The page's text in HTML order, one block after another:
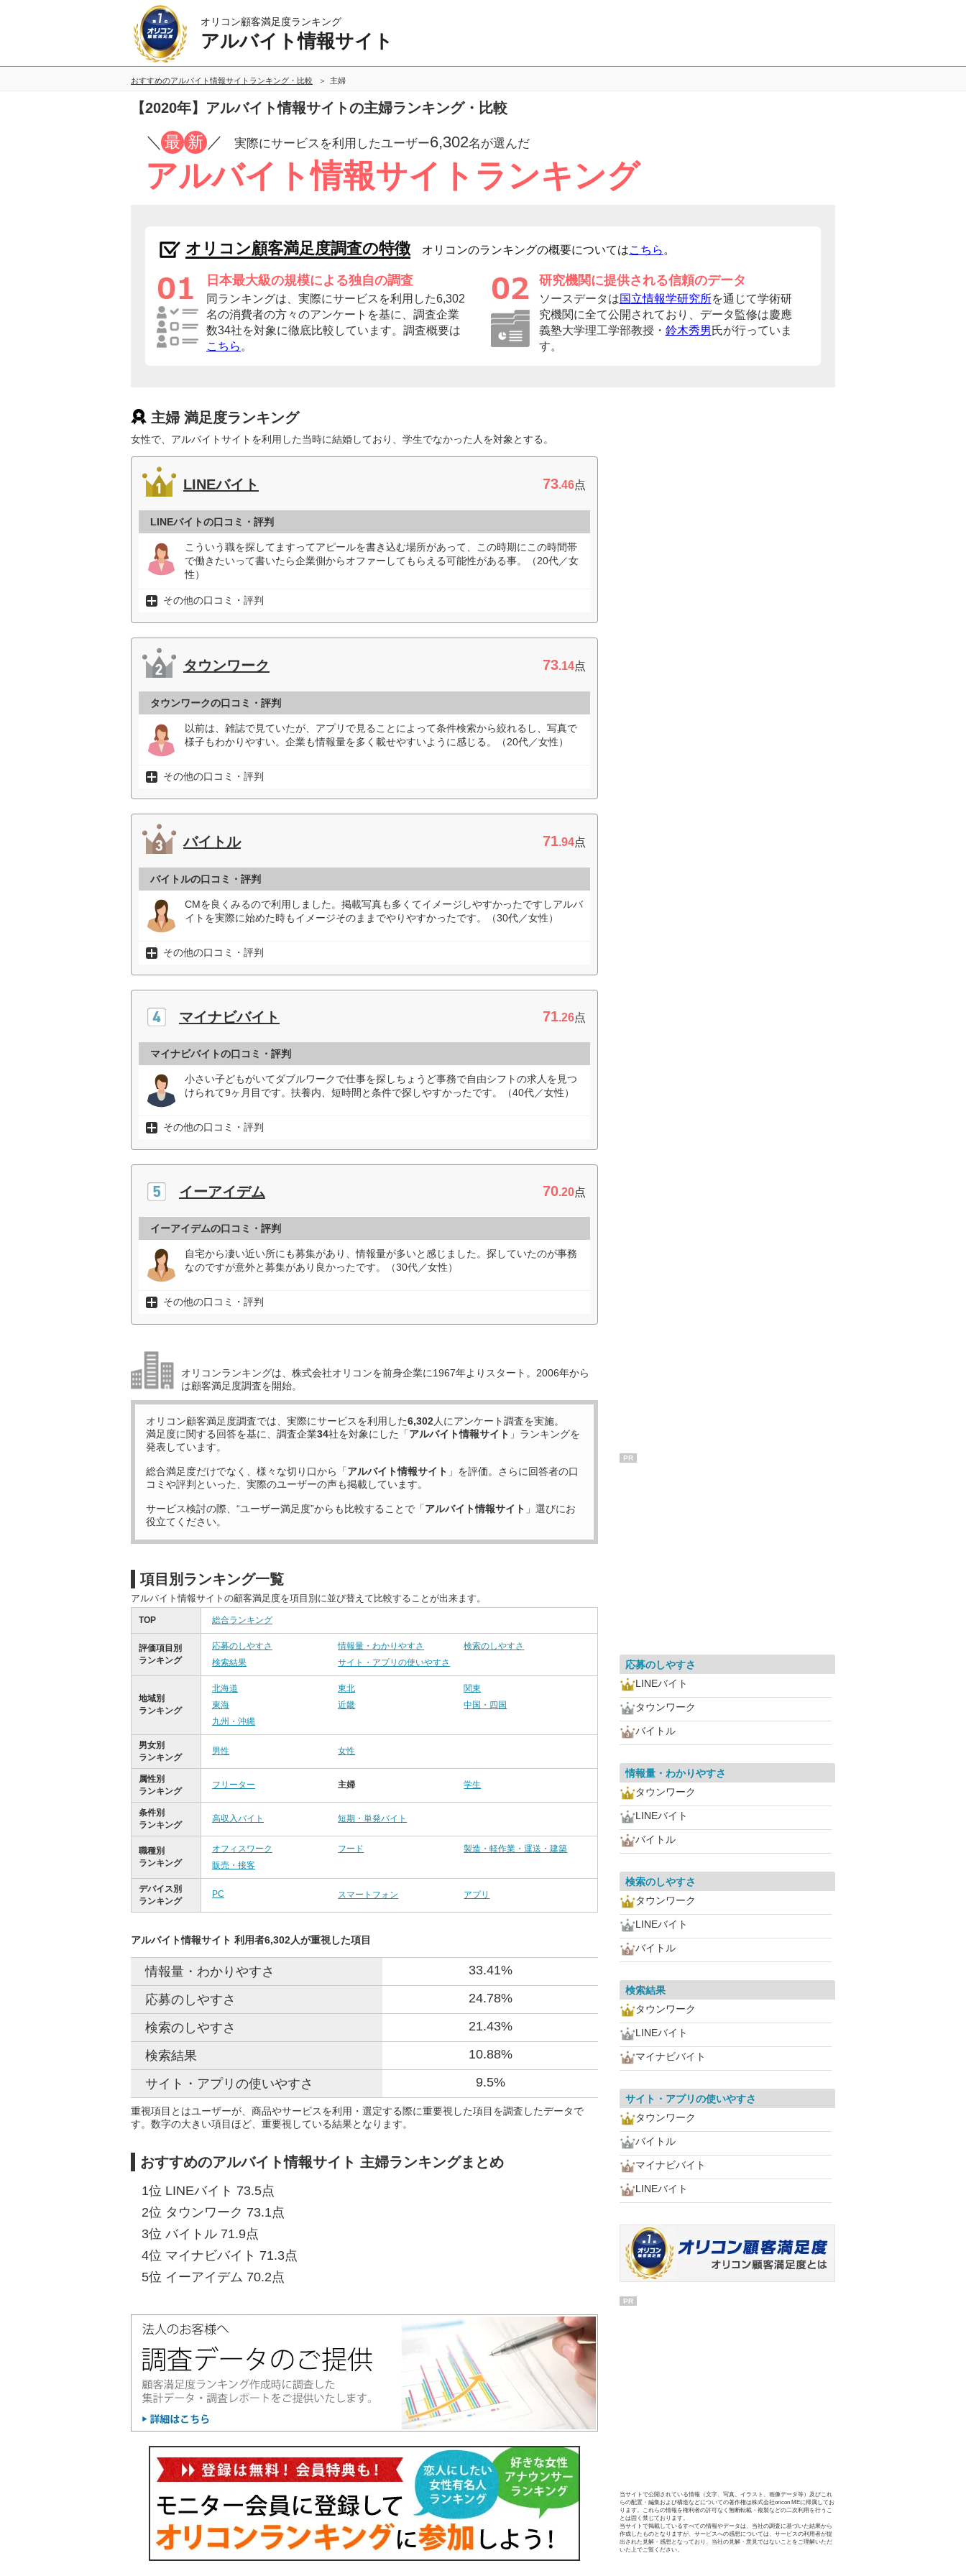
オリコン顧客満足度ランキング
アルバイト情報サイト
おすすめのアルバイト情報サイトランキング・比較 主婦
【2020年】アルバイト情報サイトの主婦ランキング・比較
／ 最 新 ／ 実際にサービスを利用したユーザー6,302名が選んだ
アルバイト情報サイトランキング
オリコン顧客満足度調査の特徴 オリコンのランキングの概要についてはこちら 。
日本最大級の規模による独自の調査
同ランキングは、実際にサービスを利用した6,302
名の消費者の方々のアンケートを基に、調査企業
数34社を対象に徹底比較しています。調査概要は
こちら 。
研究機関に提供される信頼のデータ
ソースデータは国立情報学研究所を通じて学術研
究機関に全て公開されており、データ監修は慶應
義塾大学理工学部教授・ 鈴木秀男 氏が行っていま
す。
主婦 満足度ランキング
女性で、アルバイトサイトを利用した当時に結婚しており、学生でなかった人を対象とする。
LINEバイト 73.46点
LINEバイトの口コミ・評判
こういう職を探してますってアピールを書き込む場所があって、この時期にこの時間帯
で働きたいって書いたら企業側からオファーしてもらえる可能性がある事。（20代／女
性）
その他の口コミ・評判
タウンワーク 73.14点
タウンワークの口コミ・評判
以前は、雑誌で見ていたが、アプリで見ることによって条件検索から絞れるし、写真で
様子もわかりやすい。企業も情報量を多く載せやすいように感じる。（20代／女性）
その他の口コミ・評判
バイトル 71.94点
バイトルの口コミ・評判
CMを良くみるので利用しました。掲載写真も多くてイメージしやすかったですしアルバ
イトを実際に始めた時もイメージそのままでやりやすかったです。（30代／女性）
その他の口コミ・評判
マイナビバイト 71.26点
マイナビバイトの口コミ・評判
小さい子どもがいてダブルワークで仕事を探しちょうど事務で自由シフトの求人を見つ
けられて9ヶ月目です。扶養内、短時間と条件で探しやすかったです。（40代／女性）
その他の口コミ・評判
イーアイデム 70.20点
イーアイデムの口コミ・評判
自宅から凄い近い所にも募集があり、情報量が多いと感じました。探していたのが事務
なのですが意外と募集があり良かったです。（30代／女性）
その他の口コミ・評判
オリコンランキングは、株式会社オリコンを前身企業に1967年よりスタート。2006年から
は顧客満足度調査を開始。
オリコン顧客満足度調査では、実際にサービスを利用した6,302人にアンケート調査を実施。
満足度に関する回答を基に、調査企業34社を対象にした「アルバイト情報サイト 」ランキングを
発表しています。
総合満足度だけでなく、様々な切り口から「アルバイト情報サイト 」を評価。さらに回答者の口
コミや評判といった、実際のユーザーの声も掲載しています。
サービス検討の際、“ユーザー満足度”からも比較することで「アルバイト情報サイト 」選びにお
役立てください。
項目別ランキング一覧
アルバイト情報サイトの顧客満足度を項目別に並び替えて比較することが出来ます。
TOP 総合ランキング
評価項目別
ランキング
応募のしやすさ 情報量・わかりやすさ
検索のしやすさ
検索結果
サイト・アプリの使いやすさ
地域別
ランキング
北海道 東北
関東
東海
近畿
中国・四国
九州・沖縄
男女別
ランキング
男性 女性
属性別
ランキング
フリーター 主婦 学生
条件別
ランキング
高収入バイト 短期・単発バイト
職種別
ランキング
オフィスワーク フード
製造・軽作業・運送・建築
販売・接客
デバイス別
ランキング
PC スマートフォン アプリ
アルバイト情報サイト 利用者6,302人が重視した項目
情報量・わかりやすさ 33.41%
応募のしやすさ 24.78%
検索のしやすさ 21.43%
検索結果 10.88%
サイト・アプリの使いやすさ 9.5%
重視項目とはユーザーが、商品やサービスを利用・選定する際に重要視した項目を調査したデータで
す。数字の大きい項目ほど、重要視している結果となります。
おすすめのアルバイト情報サイト 主婦ランキングまとめ
1位 LINEバイト 73.5点
2位 タウンワーク 73.1点
3位 バイトル 71.9点
4位 マイナビバイト 71.3点
5位 イーアイデム 70.2点
PR
応募のしやすさ
LINEバイト
タウンワーク
バイトル
情報量・わかりやすさ
タウンワーク
LINEバイト
バイトル
検索のしやすさ
タウンワーク
LINEバイト
バイトル
検索結果
タウンワーク
LINEバイト
マイナビバイト
サイト・アプリの使いやすさ
タウンワーク
バイトル
マイナビバイト
LINEバイト
PR
当サイトで公開されている情報（文字、写真、イラスト、画像データ等）及びこれ
らの配置・編集および構造などについての著作権は株式会社oricon MEに帰属してお
ります。これらの情報を権利者の許可なく無断転載・複製などの二次利用を行うこ
とは固く禁じております。
当サイトで掲載しているすべての情報やデータは、当社の調査に基づいた結果から
作成したものとなりますが、サービスへの感想については、サービスの利用者が提
出された見解・感想となっており、当社の見解・意見ではないことをご理解いただ
いた上でご覧ください。